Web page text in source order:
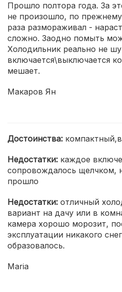
Прошло полтора года. За
не произошло, по
раза размораживал -
сложно. Заодно помыть
Холодильник реально не
включается\выключается
мешает.
Макаров Ян
Достоинства:
Недостатки: каждое
сопровождалось щелчком,
прошло
Недостатки: отличный
вариант на дачу или в
камера хорошо морозит,
эксплуатации никакого
образовалось.
Maria